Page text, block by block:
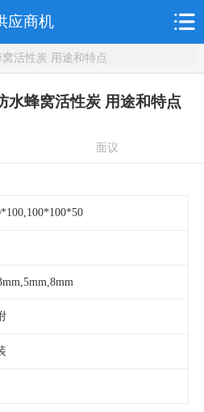
应商机
活性炭 用途和特点
水蜂窝活性炭 用途和特点
面议